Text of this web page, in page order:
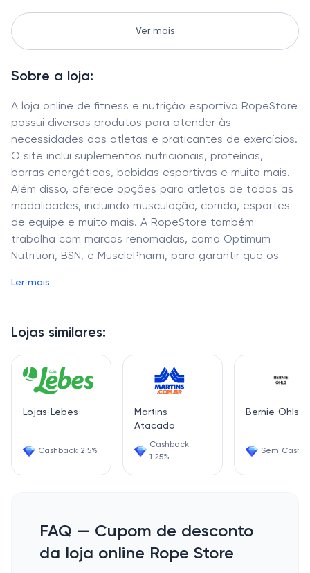
Sobre a loja:
A loja online de fitness e nutrição esportiva RopeStore
possui diversos produtos para atender às
necessidades dos atletas e praticantes de exercícios.
O site inclui suplementos nutricionais, proteínas,
barras energéticas, bebidas esportivas e muito mais.
Além disso, oferece opções para atletas de todas as
modalidades, incluindo musculação, corrida, esportes
de equipe e muito mais. A RopeStore também
trabalha com marcas renomadas, como Optimum
Nutrition, BSN, e MusclePharm, para garantir que os
destino certo para ajudá-lo a atingir seus objetivos
de desempenho.
Ler mais
Lojas similares:
Lojas Lebes
Cashback 2.5%
Martins
Atacado
Cashback
1.25%
Bernie Ohls
Sem
Ver mais
FAQ — Cupom de desconto
da loja online Rope Store